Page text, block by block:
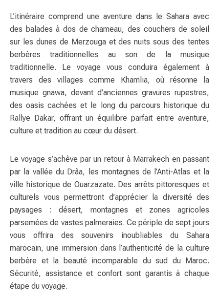
L’itinéraire comprend une aventure dans le Sahara avec
des balades à dos de chameau, des couchers de soleil
sur les dunes de Merzouga et des nuits sous des tentes
berbères traditionnelles au son de la musique
traditionnelle. Le voyage vous conduira également à
travers des villages comme Khamlia, où résonne la
musique gnawa, devant d’anciennes gravures rupestres,
des oasis cachées et le long du parcours historique du
Rallye Dakar, offrant un équilibre parfait entre aventure,
culture et tradition au cœur du désert.
Le voyage s’achève par un retour à Marrakech en passant
par la vallée du Drâa, les montagnes de l’Anti-Atlas et la
ville historique de Ouarzazate. Des arrêts pittoresques et
culturels vous permettront d’apprécier la diversité des
paysages : désert, montagnes et zones agricoles
parsemées de vastes palmeraies. Ce périple de sept jours
vous offrira des souvenirs inoubliables du Sahara
marocain, une immersion dans l’authenticité de la culture
berbère et la beauté incomparable du sud du Maroc.
Sécurité, assistance et confort sont garantis à chaque
étape du voyage.